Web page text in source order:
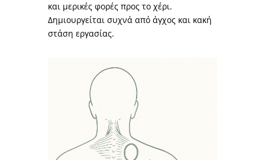
και μερικές φορές προς το χέρι.
Δημιουργείται συχνά από άγχος και κακή
στάση εργασίας.